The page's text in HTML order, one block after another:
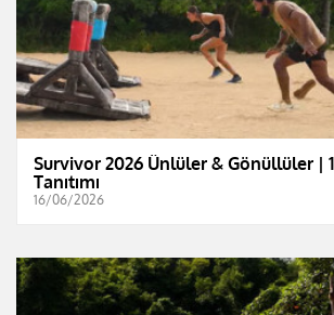
Survivor 2026 Ünlüler & Gönüllüler |
Tanıtımı
16/06/2026